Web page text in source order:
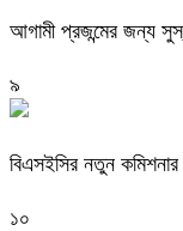
আগামী প্রজন্মের জন্য
৯
বিএসইসির নতুন
১০